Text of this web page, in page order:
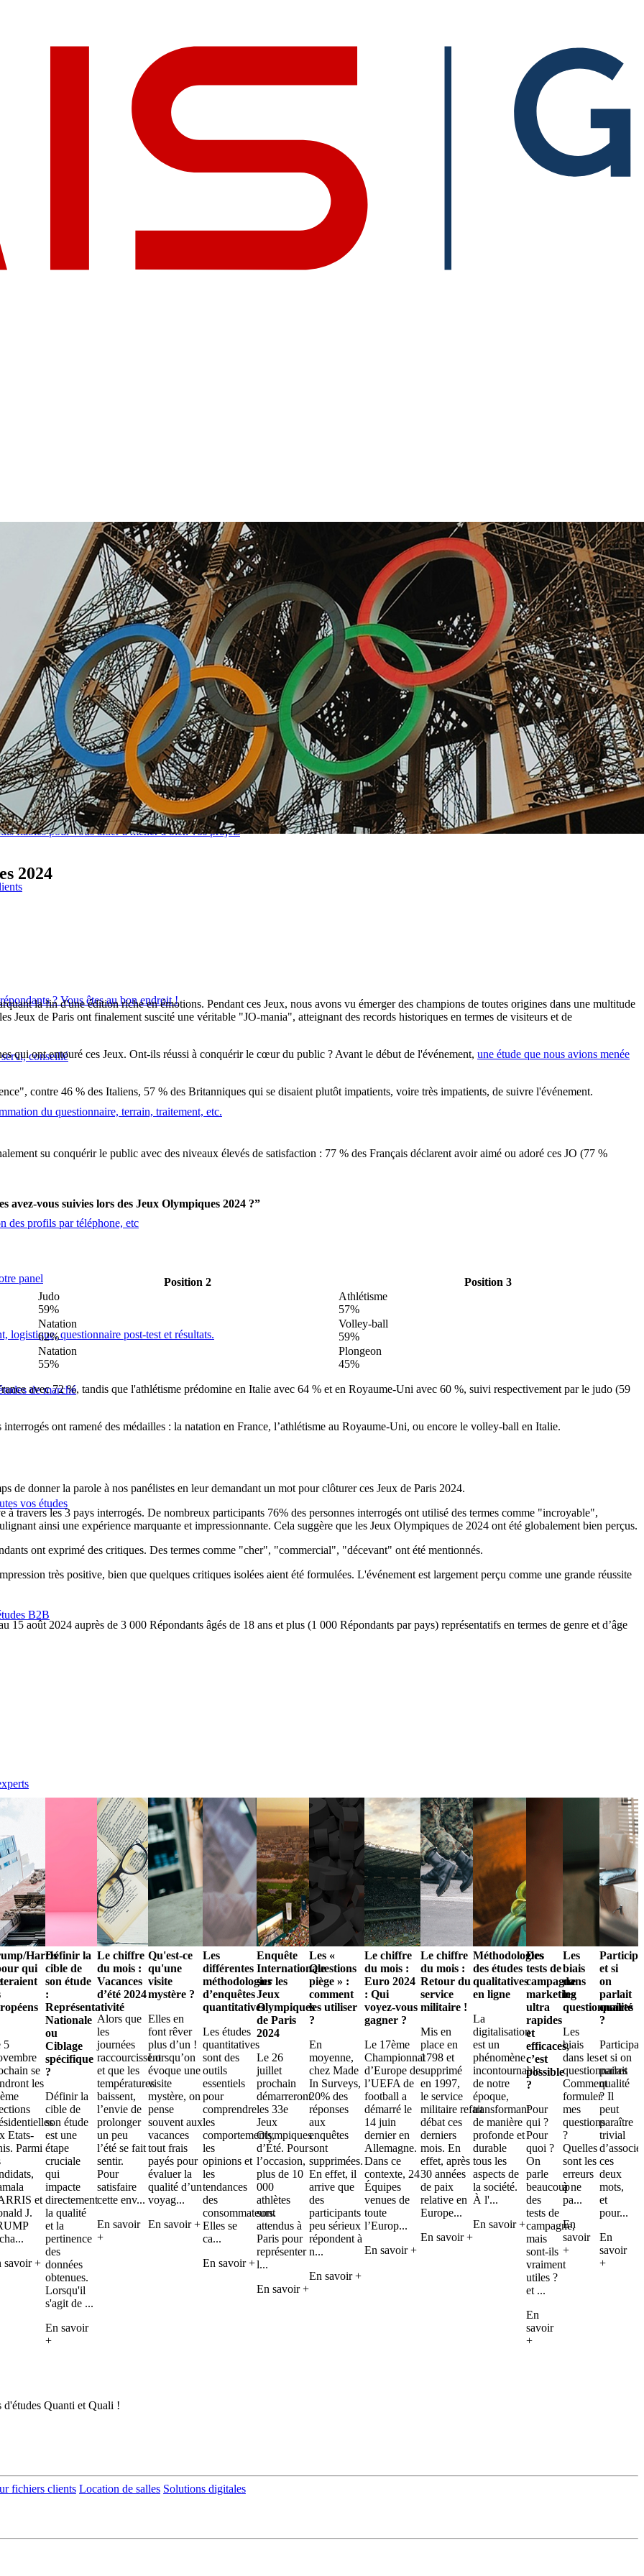
tests utilisateurs, etc
précisément à vos besoins
fiables pour vous aider à mener à bien vos projets
? Vous êtes au bon endroit !
conseillé
du questionnaire, terrain, traitement, etc.
des profils par téléphone, etc
panel
logistique, questionnaire post-test et résultats.
de marché
vos études
B2B
2024
la fin d'une édition riche en émotions. Pendant ces Jeux, nous avons vu émerger des champions de toutes origines dans une multitude
Jeux de Paris ont finalement suscité une véritable "JO-mania", atteignant des records historiques en termes de visiteurs et de
qui ont entouré ces Jeux. Ont-ils réussi à conquérir le cœur du public ? Avant le début de l'événement, une étude que nous avions menée
contre 46 % des Italiens, 57 % des Britanniques qui se disaient plutôt impatients, voire très impatients, de suivre l'événement.
su conquérir le public avec des niveaux élevés de satisfaction : 77 % des Français déclarent avoir aimé ou adoré ces JO (77 %
avez-vous suivies lors des Jeux Olympiques 2024 ?”
Position 2
Position 3
Judo
59%
Athlétisme
57%
Natation
62%
Volley-ball
59%
Natation
55%
Plongeon
45%
avec 72 %, tandis que l'athlétisme prédomine en Italie avec 64 % et en Royaume-Uni avec 60 %, suivi respectivement par le judo (59
ont ramené des médailles : la natation en France, l’athlétisme au Royaume-Uni, ou encore le volley-ball en Italie.
de donner la parole à nos panélistes en leur demandant un mot pour clôturer ces Jeux de Paris 2024.
à travers les 3 pays interrogés. De nombreux participants 76% des personnes interrogés ont utilisé des termes comme "incroyable",
ainsi une expérience marquante et impressionnante. Cela suggère que les Jeux Olympiques de 2024 ont été globalement bien perçus.
ont exprimé des critiques. Des termes comme "cher", "commercial", "décevant" ont été mentionnés.
très positive, bien que quelques critiques isolées aient été formulées. L'événement est largement perçu comme une grande réussite
15 août 2024 auprès de 3 000 Répondants âgés de 18 ans et plus (1 000 Répondants par pays) représentatifs en termes de genre et d’âge
Harris
qui
5
se
les
Etats-
Parmi
et
J.
savoir +
Définir la
cible de
son étude
:
Représentativité
Nationale
ou
Ciblage
spécifique
?
Définir la
cible de
son étude
est une
étape
cruciale
qui
impacte
directement
la qualité
et la
pertinence
des
données
obtenues.
Lorsqu'il
s'agit de ...
En savoir
+
Le chiffre
du mois :
Vacances
d’été 2024
Alors que
les
journées
raccourcissent
et que les
températures
baissent,
l’envie de
prolonger
un peu
l’été se fait
sentir.
Pour
satisfaire
cette env...
En savoir
+
Qu'est-ce
qu'une
visite
mystère ?
Elles en
font rêver
plus d’un !
Lorsqu’on
évoque une
visite
mystère, on
pense
souvent aux
vacances
tout frais
payés pour
évaluer la
qualité d’un
voyag...
En savoir +
Les
différentes
méthodologies
d’enquêtes
quantitatives
Les études
quantitatives
sont des
outils
essentiels
pour
comprendre
les
comportements,
les
opinions et
les
tendances
des
consommateurs.
Elles se
ca...
En savoir +
Enquête
Internationale
sur les
Jeux
Olympiques
de Paris
2024
Le 26
juillet
prochain
démarreront
les 33e
Jeux
Olympiques
d’Été. Pour
l’occasion,
plus de 10
000
athlètes
sont
attendus à
Paris pour
représenter
l...
En savoir +
Les «
Questions
piège » :
comment
les utiliser
?
En
moyenne,
chez Made
In Surveys,
20% des
réponses
aux
enquêtes
sont
supprimées.
En effet, il
arrive que
des
participants
peu sérieux
répondent à
n...
En savoir +
Le chiffre
du mois :
Euro 2024
: Qui
voyez-vous
gagner ?
Le 17ème
Championnat
d’Europe de
l’UEFA de
football a
démarré le
14 juin
dernier en
Allemagne.
Dans ce
contexte, 24
Équipes
venues de
toute
l’Europ...
En savoir +
Le chiffre
du mois :
Retour du
service
militaire !
Mis en
place en
1798 et
supprimé
en 1997,
le service
militaire refait
débat ces
derniers
mois. En
effet, après
30 années
de paix
relative en
Europe...
En savoir +
Méthodologies
des études
qualitatives
en ligne
La
digitalisation
est un
phénomène
incontournable
de notre
époque,
transformant
de manière
profonde et
durable
tous les
aspects de
la société.
À l'...
En savoir +
Des
tests de
campagne
marketing
ultra
rapides
et
efficaces,
c’est
possible
?
Pour
qui ?
Pour
quoi ?
On
parle
beaucoup
des
tests de
campagne,
mais
sont-ils
vraiment
utiles ?
et ...
En
savoir
+
Les
biais
dans
les
questionnaires
Les
biais
dans les
questionnaires
Comment
formuler
mes
questions
?
Quelles
sont les
erreurs
à ne
pa...
En
savoir
+
et si
on
parlait
qualité
?
et si on
parlait
qualité
? Il
peut
paraître
trivial
d’associer
ces
deux
mots,
et
pour...
En
savoir
+
d'études Quanti et Quali !
fichiers clients Location de salles Solutions digitales